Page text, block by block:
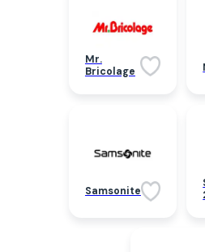
Mr.
Bricolage
Samsonite